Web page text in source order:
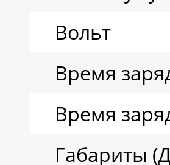
Вольт
Время
Время
Габариты